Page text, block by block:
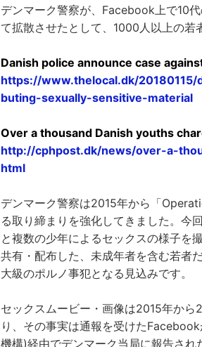
デンマーク警察が、Facebook上で10
て拡散させたとして、1000人以上の若
Danish police announce case
https://www.thelocal.dk/
buting-sexually-sensitive-material
Over a thousand Danish youths
http://cphpost.dk/news/over-a-
html
デンマーク警察は2015年から「
る取り締まりを強化してきました。今
と複数の少年によるセックスの様子を
共有・配布した、未成年者を含む若者
大級のポルノ事犯となる見込みです。
セックスムービー・画像は2015年か
り、その事実は通報を受けた
機構)経由でデンマーク当局に報告さ